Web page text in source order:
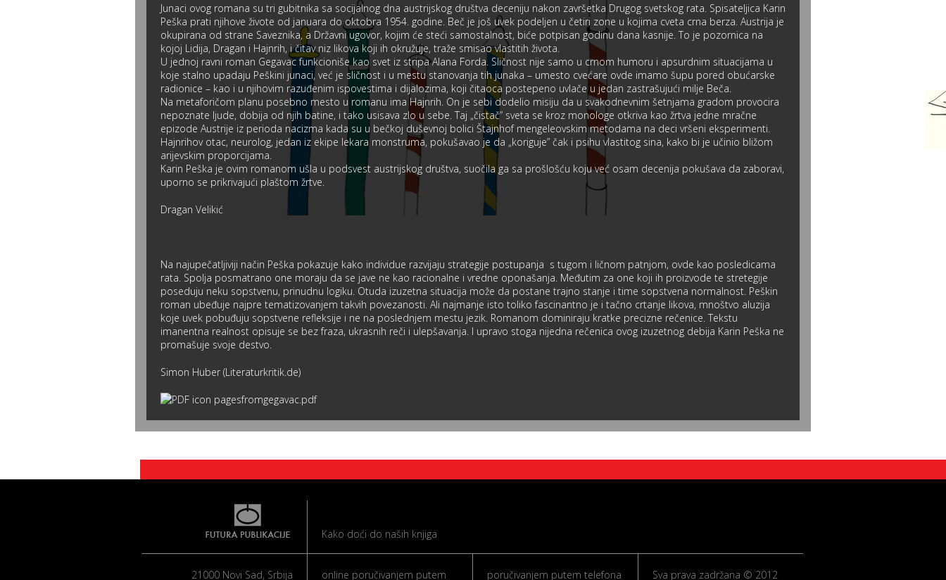
Junaci ovog romana su tri gubitnika sa socijalnog dna austrijskog društva deceniju nakon završetka Drugog svetskog rata. Spisateljica Karin
Peška prati njihove živote od januara do oktobra 1954. godine. Beč je još uvek podeljen u četiri zone u kojima cveta crna berza. Austrija je
okupirana od strane Saveznika, a Državni ugovor, kojim će steći samostalnost, biće potpisan godinu dana kasnije. To je pozornica na
kojoj Lidija, Dragan i Hajnrih, i čitav niz likova koji ih okružuje, traže smisao vlastitih života.
U jednoj ravni roman Gegavac funkcioniše kao svet iz stripa Alana Forda. Sličnost nije samo u crnom humoru i apsurdnim situacijama u
koje stalno upadaju Peškini junaci, već je sličnost i u mestu stanovanja tih junaka – umesto cvećare ovde imamo šupu pored obućarske
radionice – kao i u njihovim razuđenim ispovestima i dijalozima, koji čitaoca postepeno uvlače u jedan zastrašujući milje Beča.
Na metaforičom planu posebno mesto u romanu ima Hajnrih. On je sebi dodelio misiju da u svakodnevnim šetnjama gradom provocira
nepoznate ljude, dobija od njih batine, i tako usisava zlo u sebe. Taj „čistač” sveta se kroz monologe otkriva kao žrtva jedne mračne
epizode Austrije iz perioda nacizma kada su u bečkoj duševnoj bolici Štajnhof mengeleovskim metodama na deci vršeni eksperimenti.
Hajnrihov otac, neurolog, jedan iz ekipe lekara monstruma, pokušavao je da „koriguje” čak i psihu vlastitog sina, kako bi je učinio bližom
arijevskim proporcijama.
Karin Peška je ovim romanom ušla u podsvest austrijskog društva, suočila ga sa prošlošću koju već osam decenija pokušava da zaboravi,
uporno se prikrivajući plaštom žrtve.
Dragan Velikić
Na najupečatljiviji način Peška pokazuje kako individue razvijaju strategije postupanja s tugom i ličnom patnjom, ovde kao posledicama
rata. Spolja posmatrano one moraju da se jave ne kao racionalne i vredne oponašanja. Međutim za one koji ih proizvode te stretegije
poseduju neku sopstvenu, prinudnu logiku. Otuda izuzetna situacija može da postane trajno stanje i time sopstvena normalnost. Peškin
roman ubeđuje najpre tematizovanjem takvih povezanosti. Ali najmanje isto toliko fascinantno je i tačno crtanje likova, mnoštvo aluzija
koje uvek pobuđuju sopstvene refleksije i ne na poslednjem mestu jezik. Romanom dominiraju kratke precizne rečenice. Tekstu
imanentna realnost opisuje se bez fraza, ukrasnih reči i ulepšavanja. I upravo stoga nijedna rečenica ovog izuzetnog debija Karin Peška ne
promašuje svoje destvo.
Simon Huber (Literaturkritik.de)
pagesfromgegavac.pdf
Kako doći do naših knjiga
21000 Novi Sad, Srbija online poručivanjem putem poručivanjem putem telefona Sva prava zadržana © 2012